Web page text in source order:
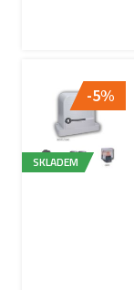
-5%
SKLADEM